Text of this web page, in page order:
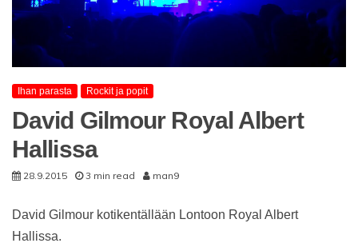
Ihan parasta Rockit ja popit
David Gilmour Royal Albert
Hallissa
28.9.2015 3 min read man9
David Gilmour kotikentällään Lontoon Royal Albert
Hallissa.